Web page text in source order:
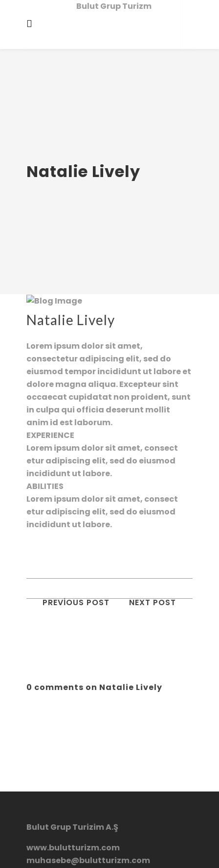
Bulut Grup Turizm
Natalie Lively
Natalie Lively
Lorem ipsum dolor sit amet,
consectetur adipiscing elit, sed do
eiusmod tempor incididunt ut labore et
dolore magna aliqua. Excepteur sint
occaecat cupidatat non proident, sunt
in culpa qui officia deserunt mollit
anim id est laborum.
EXPERIENCE
Lorem ipsum dolor sit amet, consect
etur adipiscing elit, sed do eiusmod
incididunt ut labore.
ABILITIES
Lorem ipsum dolor sit amet, consect
etur adipiscing elit, sed do eiusmod
incididunt ut labore.
PREVIOUS POST NEXT POST
0 comments on Natalie Lively
Bulut Grup Turizim A.Ş
www.bulutturizm.com
muhasebe@bulutturizm.com